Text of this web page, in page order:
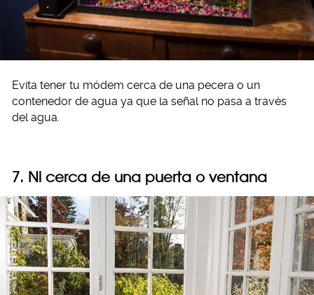
Evita tener tu módem cerca de una pecera o un
contenedor de agua ya que la señal no pasa a través
del agua.
7. Ni cerca de una puerta o ventana